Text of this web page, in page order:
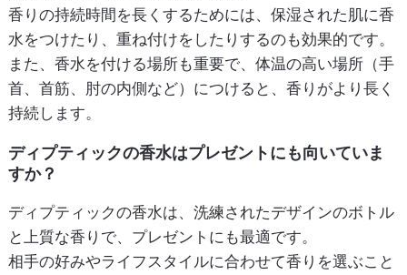
香りの持続時間を長くするためには、保湿された肌に香
水をつけたり、重ね付けをしたりするのも効果的です。
また、香水を付ける場所も重要で、体温の高い場所（手
首、首筋、肘の内側など）につけると、香りがより長く
持続します。
ディプティックの香水はプレゼントにも向いていま
すか？
ディプティックの香水は、洗練されたデザインのボトル
と上質な香りで、プレゼントにも最適です。
相手の好みやライフスタイルに合わせて香りを選ぶこと